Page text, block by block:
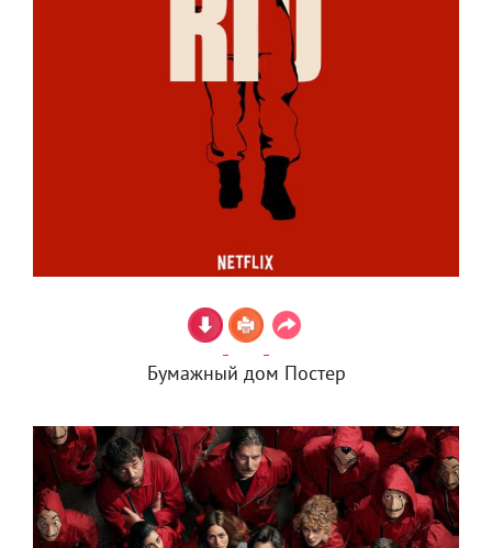
Бумажный дом Постер